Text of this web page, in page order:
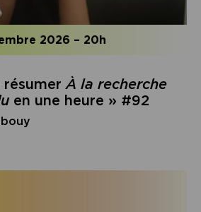
2026 – 20h
À la recherche
en une heure » #92